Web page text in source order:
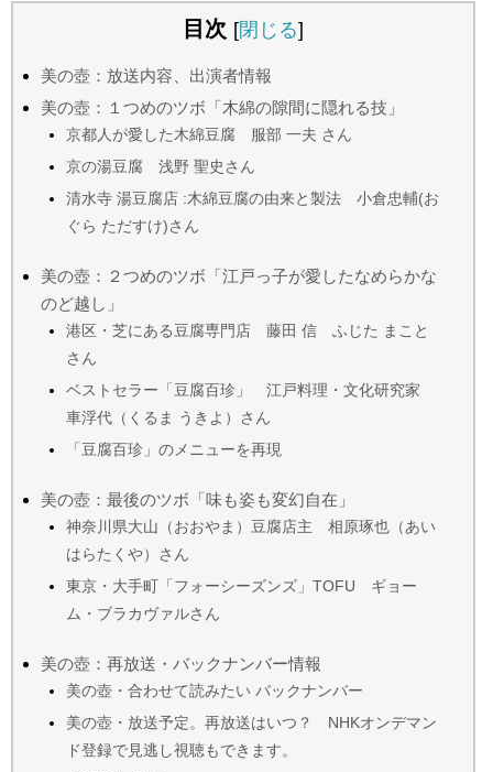
目次 [閉じる]
美の壺：放送内容、出演者情報
美の壺：１つめのツボ「木綿の隙間に隠れる技」
京都人が愛した木綿豆腐 服部 一夫 さん
京の湯豆腐 浅野 聖史さん
清水寺 湯豆腐店 :木綿豆腐の由来と製法 小倉忠輔(お
ぐら ただすけ)さん
美の壺：２つめのツボ「江戸っ子が愛したなめらかな
のど越し」
港区・芝にある豆腐専門店 藤田 信 ふじた まこと
さん
ベストセラー「豆腐百珍」 江戸料理・文化研究家
車浮代（くるま うきよ）さん
「豆腐百珍」のメニューを再現
美の壺：最後のツボ「味も姿も変幻自在」
神奈川県大山（おおやま）豆腐店主 相原琢也（あい
はらたくや）さん
東京・大手町「フォーシーズンズ」TOFU ギョー
ム・ブラカヴァルさん
美の壺：再放送・バックナンバー情報
美の壺・合わせて読みたい バックナンバー
美の壺・放送予定。再放送はいつ？ NHKオンデマン
ド登録で見逃し視聴もできます。